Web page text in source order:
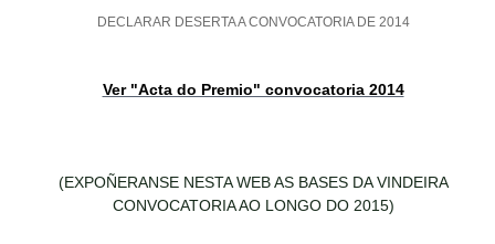
DECLARAR DESERTA A CONVOCATORIA DE 2014
Ver "Acta do Premio" convocatoria 2014
(EXPOÑERANSE NESTA WEB AS BASES DA VINDEIRA
CONVOCATORIA AO LONGO DO 2015)